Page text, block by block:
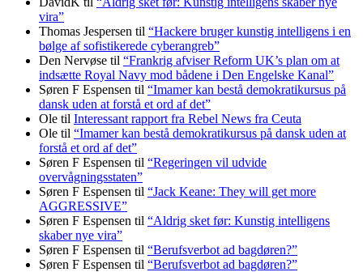
vira”
Thomas Jespersen til “Hackere bruger kunstig intelligens i en
bølge af sofistikerede cyberangreb”
Den Nervøse til “Frankrig afviser Reform UK’s plan om at
indsætte Royal Navy mod bådene i Den Engelske Kanal”
Søren F Espensen til “Imamer kan bestå demokratikursus på
dansk uden at forstå et ord af det”
Ole til Interessant rapport fra Rebel News fra Ceuta
Ole til “Imamer kan bestå demokratikursus på dansk uden at
forstå et ord af det”
Søren F Espensen til “Regeringen vil udvide
overvågningsstaten”
Søren F Espensen til “Jack Keane: They will get more
AGGRESSIVE”
Søren F Espensen til “Aldrig sket før: Kunstig intelligens
skaber nye vira”
Søren F Espensen til “Berufsverbot ad bagdøren?”
Søren F Espensen til “Berufsverbot ad bagdøren?”